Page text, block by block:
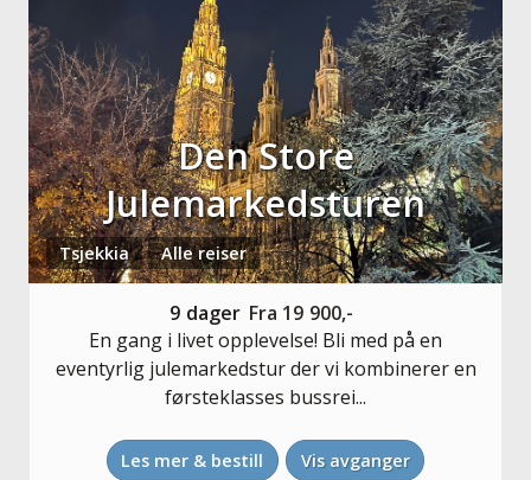
Den Store
Julemarkedsturen
Tsjekkia Alle reiser
9 dager Fra 19 900,-
En gang i livet opplevelse! Bli med på en
eventyrlig julemarkedstur der vi kombinerer en
førsteklasses bussrei...
Les mer & bestill Vis avganger